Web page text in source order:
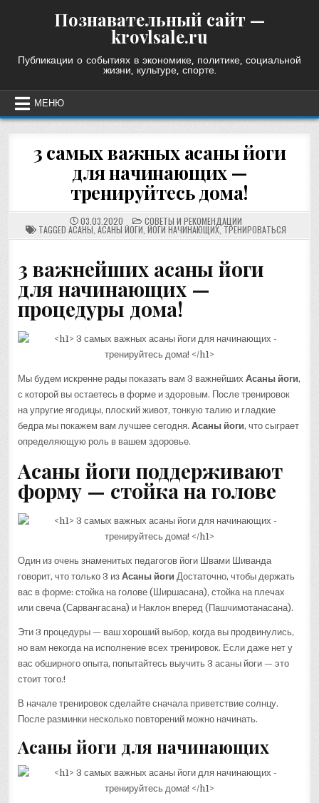
Познавательный сайт —
krovlsale.ru
Публикации о событиях в экономике, политике, социальной
жизни, культуре, спорте.
МЕНЮ
3 самых важных асаны йоги
для начинающих —
тренируйтесь дома!
03.03.2020 POSTED
IN
СОВЕТЫ И РЕКОМЕНДАЦИИ
TAGGED АСАНЫ АСАНЫ ЙОГИ ЙОГИ НАЧИНАЮЩИХ, ТРЕНИРОВАТЬСЯ
3 важнейших асаны йоги
для начинающих —
процедуры дома!
Мы будем искренне рады показать вам 3 важнейшихАсаны йоги,
с которой вы остаетесь в форме и здоровым. После тренировок
на упругие ягодицы, плоский живот, тонкую талию и гладкие
бедра мы покажем вам лучшее сегодня.Асаны йоги, что сыграет
определяющую роль в вашем здоровье.
Асаны йоги поддерживают
форму — стойка на голове
Один из очень знаменитых педагогов йоги Швами Шиванда
говорит, что только 3 изАсаны йоги Достаточно, чтобы держать
вас в форме: стойка на голове (Ширшасана), стойка на плечах
или свеча (Сарвангасана) и Наклон вперед (Пашчимотанасана).
Эти 3 процедуры — ваш хороший выбор, когда вы продвинулись,
но вам некогда на исполнение всех тренировок. Если даже нет у
вас обширного опыта, попытайтесь выучить 3 асаны йоги — это
стоит того.!
В начале тренировок сделайте сначала приветствие солнцу.
После разминки несколько повторений можно начинать.
Асаны йоги для начинающих